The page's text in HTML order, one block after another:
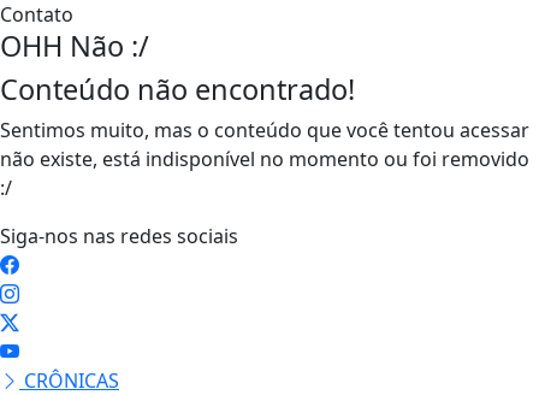
Contato
OHH Não :/
Conteúdo não encontrado!
Sentimos muito, mas o conteúdo que você tentou acessar
não existe, está indisponível no momento ou foi removido
:/
Siga-nos nas redes sociais
CRÔNICAS